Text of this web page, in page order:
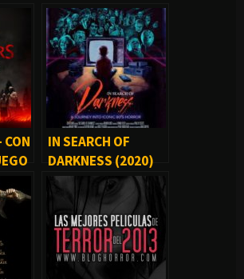
CON
IN SEARCH OF
DARKNESS (2020)